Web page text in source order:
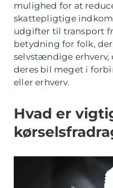
mulighed for at
skattepligtige
udgifter til transport
betydning for folk,
selvstændige
deres bil meget i
eller erhverv.
Hvad er